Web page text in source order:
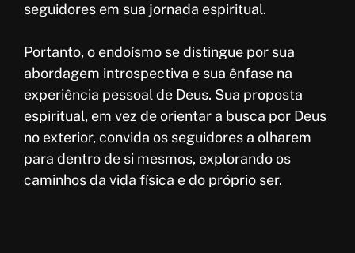
seguidores em sua jornada espiritual.
Portanto, o endoísmo se distingue por sua
abordagem introspectiva e sua ênfase na
experiência pessoal de Deus. Sua proposta
espiritual, em vez de orientar a busca por Deus
no exterior, convida os seguidores a olharem
para dentro de si mesmos, explorando os
caminhos da vida física e do próprio ser.